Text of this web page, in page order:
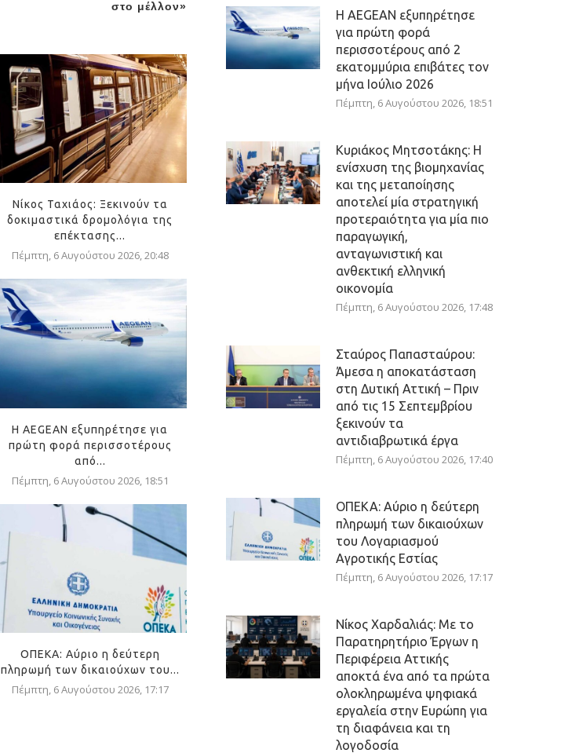
στο μέλλον»
Νίκος Ταχιάος: Ξεκινούν τα
δοκιμαστικά δρομολόγια της
επέκτασης...
Πέμπτη, 6 Αυγούστου 2026, 20:48
Η AEGEAN εξυπηρέτησε για
πρώτη φορά περισσοτέρους
από...
Πέμπτη, 6 Αυγούστου 2026, 18:51
ΟΠΕΚΑ: Αύριο η δεύτερη
πληρωμή των δικαιούχων του...
Πέμπτη, 6 Αυγούστου 2026, 17:17
Η AEGEAN εξυπηρέτησε
για πρώτη φορά
περισσοτέρους από 2
εκατομμύρια επιβάτες τον
μήνα Ιούλιο 2026
Πέμπτη, 6 Αυγούστου 2026, 18:51
Κυριάκος Μητσοτάκης: Η
ενίσχυση της βιομηχανίας
και της μεταποίησης
αποτελεί μία στρατηγική
προτεραιότητα για μία πιο
παραγωγική,
ανταγωνιστική και
ανθεκτική ελληνική
οικονομία
Πέμπτη, 6 Αυγούστου 2026, 17:48
Σταύρος Παπασταύρου:
Άμεσα η αποκατάσταση
στη Δυτική Αττική – Πριν
από τις 15 Σεπτεμβρίου
ξεκινούν τα
αντιδιαβρωτικά έργα
Πέμπτη, 6 Αυγούστου 2026, 17:40
ΟΠΕΚΑ: Αύριο η δεύτερη
πληρωμή των δικαιούχων
του Λογαριασμού
Αγροτικής Εστίας
Πέμπτη, 6 Αυγούστου 2026, 17:17
Νίκος Χαρδαλιάς: Με το
Παρατηρητήριο Έργων η
Περιφέρεια Αττικής
αποκτά ένα από τα πρώτα
ολοκληρωμένα ψηφιακά
εργαλεία στην Ευρώπη για
τη διαφάνεια και τη
λογοδοσία